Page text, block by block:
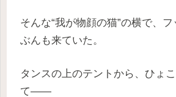
そんな“我が物顔の猫”の横で、フ
ぶんも来ていた。
タンスの上のテントから、ひょ
て——